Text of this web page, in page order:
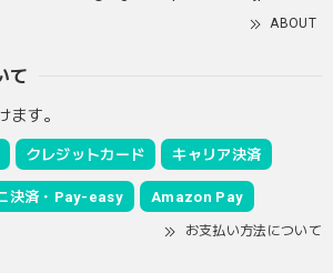
ABOUT
て
ます。
クレジットカード キャリア決済
決済・Pay-easy Amazon Pay
お支払い方法について